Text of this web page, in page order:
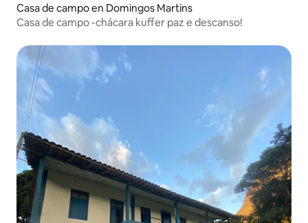
Casa de campo en Domingos Martins
Casa de campo -chácara kuffer paz e descanso!